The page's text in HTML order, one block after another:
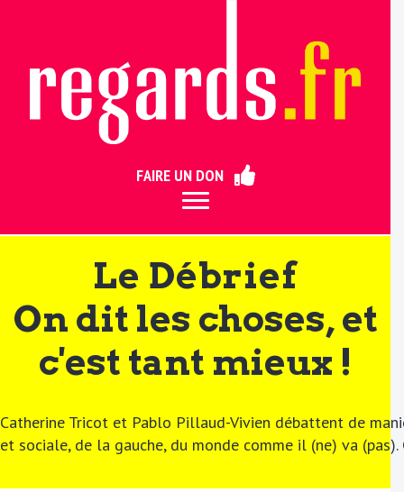
FAIRE UN DON
Le Débrief
On dit les choses, et
c'est tant mieux !
Catherine Tricot et Pablo Pillaud-Vivien débattent de
et sociale, de la gauche, du monde comme il (ne) va